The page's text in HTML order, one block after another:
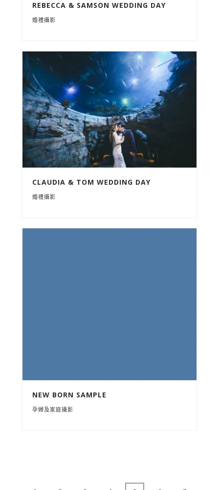
REBECCA & SAMSON WEDDING DAY
婚禮攝影
CLAUDIA & TOM WEDDING DAY
婚禮攝影
NEW BORN SAMPLE
孕婦及家庭攝影